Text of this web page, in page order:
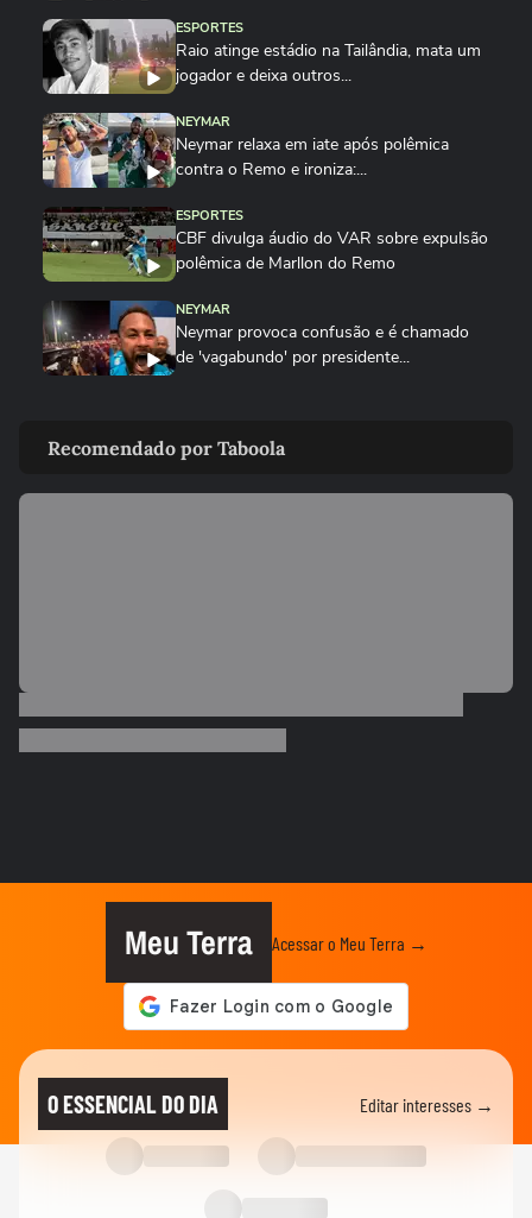
ESPORTES
Raio atinge estádio na Tailândia, mata um
jogador e deixa outros...
NEYMAR
Neymar relaxa em iate após polêmica
contra o Remo e ironiza:...
ESPORTES
CBF divulga áudio do VAR sobre expulsão
polêmica de Marllon do Remo
NEYMAR
Neymar provoca confusão e é chamado
de 'vagabundo' por presidente...
00:50
campo: 'Existe diferença entre...
ESPORTES
Pai de Neymar prevê que craque ainda
terá mais filhos: ‘Isso não...
Neymar diz que imprensa vai adoecer
jogadores de futebol: ‘Se...
Neymar pai diz que ficará 'muito triste'
quando jogador se...
Recomendado por Taboola
Meu Terra Acessar o Meu Terra →
O ESSENCIAL DO DIA Editar interesses →